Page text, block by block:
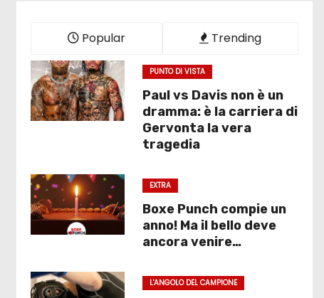
Popular Trending
PUNTO DI VISTA
Paul vs Davis non è un
dramma: è la carriera di
Gervonta la vera
tragedia
EXTRA
Boxe Punch compie un
anno! Ma il bello deve
ancora venire…
L'ANGOLO DEL CAMPIONE